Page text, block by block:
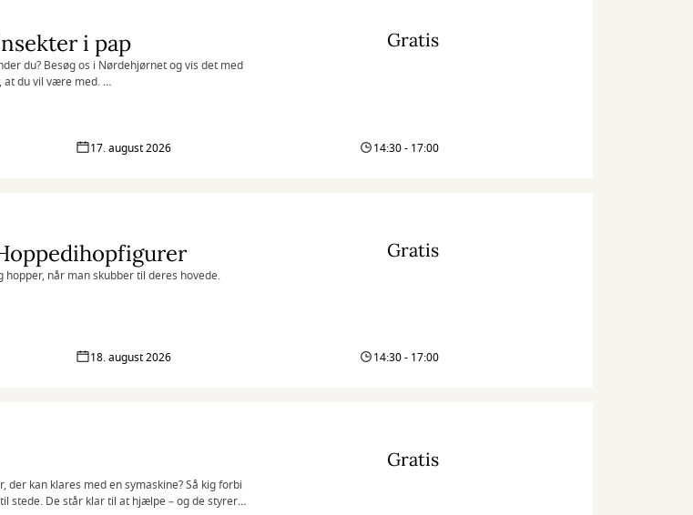
i pap
du? Besøg os i Nørdehjørnet og vis det med
at du vil være med.
I Nørdehjørnet er vores mission at
Gratis
17. august 2026 14:30 - 17:00
når man skubber til deres hovede.
få frit spil.
Gratis
18. august 2026 14:30 - 17:00
kan klares med en symaskine? Så kig forbi
stede. De står klar til at hjælpe – og de styrer
Gratis